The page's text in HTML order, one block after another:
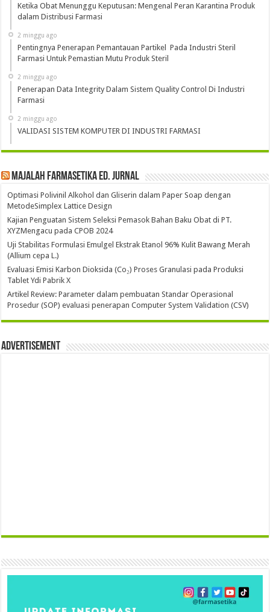
Ketika Obat Menunggu Keputusan: Mengenal Peran Karantina Produk
dalam Distribusi Farmasi
2 minggu ago
Pentingnya Penerapan Pemantauan Partikel Pada Industri Steril
Farmasi Untuk Pemastian Mutu Produk Steril
2 minggu ago
Penerapan Data Integrity Dalam Sistem Quality Control Di Industri
Farmasi
2 minggu ago
VALIDASI SISTEM KOMPUTER DI INDUSTRI FARMASI
Majalah Farmasetika Ed. Jurnal
Optimasi Polivinil Alkohol dan Gliserin dalam Paper Soap dengan
MetodeSimplex Lattice Design
Kajian Penguatan Sistem Seleksi Pemasok Bahan Baku Obat di PT.
XYZMengacu pada CPOB 2024
Uji Stabilitas Formulasi Emulgel Ekstrak Etanol 96% Kulit Bawang Merah
(Allium cepa L.)
Evaluasi Emisi Karbon Dioksida (Co₂) Proses Granulasi pada Produksi
Tablet Ydi Pabrik X
Artikel Review: Parameter dalam pembuatan Standar Operasional
Prosedur (SOP) evaluasi penerapan Computer System Validation (CSV)
Advertisement